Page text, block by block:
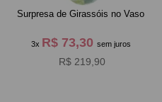
Surpresa de Girassóis no Vaso
3x R$ 73,30 sem juros
R$ 219,90